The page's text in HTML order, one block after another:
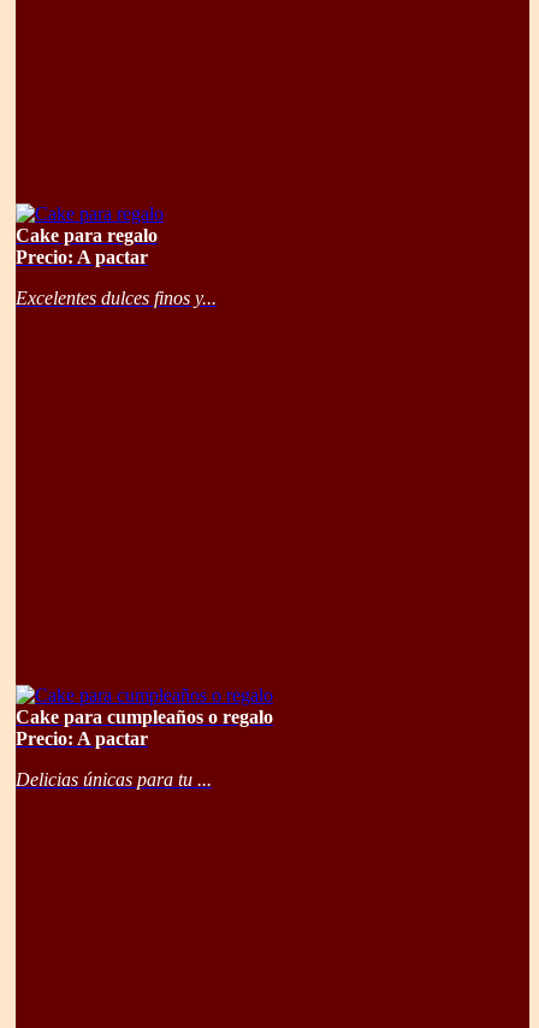
Cake para regalo
Precio: A pactar
Excelentes dulces finos y...
Cake para cumpleaños o regalo
Precio: A pactar
Delicias únicas para tu ...